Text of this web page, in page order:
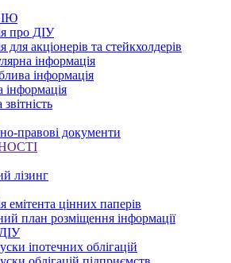
про ДІУ
для акціонерів та стейкхолдерів
інформація
інформація
інформація
правові документи
лізинг
емітента цінних паперів
план розміщення інформації
іпотечних облігацій